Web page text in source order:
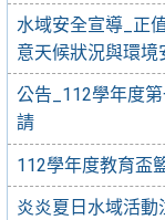
水域安全宣導_正
意天候狀況與環境
公告_112學年度
請
112學年度教育盃
炎炎夏日水域活